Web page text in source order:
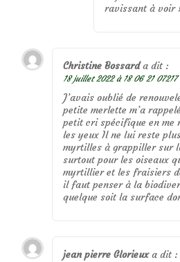
ravissant à
Christine Bossard a dit :
18 juillet 2022 à 18 06 21 07217
J’avais oublié de
petite merlette m’a
petit cri spécifique en me
les yeux Il ne lui reste
myrtilles à grappiller sur
surtout pour les oiseaux
myrtillier et les fraisiers
il faut penser à la
quelque soit la surface
jean pierre Glorieux a dit :